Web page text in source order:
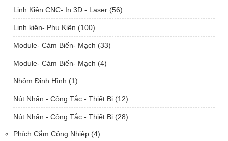
Linh Kiện CNC- In 3D - Laser (56)
Linh kiện- Phụ Kiện (100)
Module- Cảm Biến- Mạch (33)
Module- Cảm Biến- Mạch (4)
Nhôm Định Hình (1)
Nút Nhấn - Công Tắc - Thiết Bị (12)
Nút Nhấn - Công Tắc - Thiết Bị (28)
Phích Cắm Công Nhiệp (4)